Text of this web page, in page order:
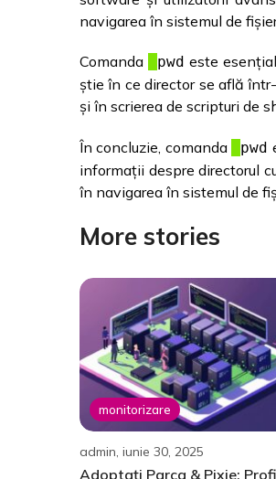
navigarea în sistemul de
Comanda pwd este
știe în ce director se află
și în scrierea de scripturi de
În concluzie, comanda pwd
informații despre directorul
în navigarea în sistemul de
More stories
monitorizare
admin, iunie 30, 2025
Adoptați Parca & Pixie: